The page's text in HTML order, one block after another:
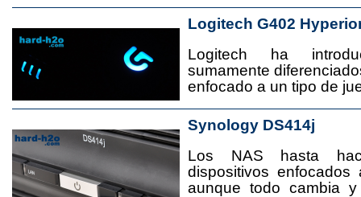
Logitech G402
Logitech ha
sumamente
enfocado a un tipo de
Synology DS414j
Los NAS hasta
dispositivos
aunque todo cambia